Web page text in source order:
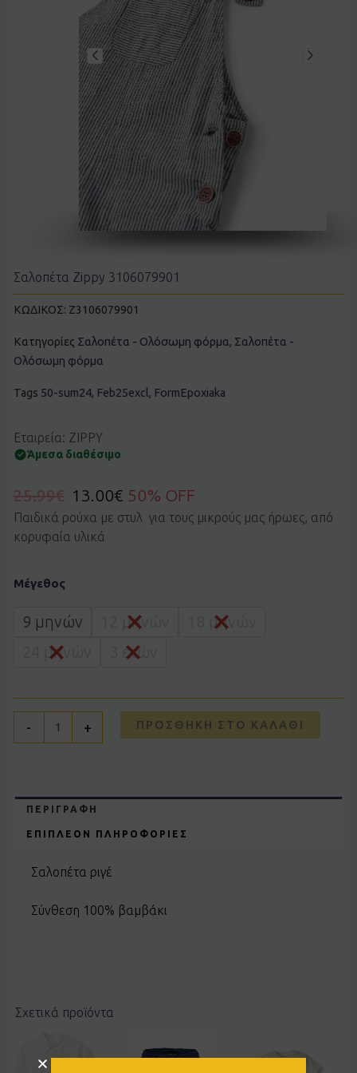
Σαλοπέτα Zippy 3106079901
ΚΩΔΙΚΟΣ: Z3106079901
Κατηγορίες Σαλοπέτα - Ολόσωμη φόρμα, Σαλοπέτα -
Ολόσωμη φόρμα
Tags 50-sum24, Feb25excl, FormEpoxiaka
Εταιρεία: ZIPPY
Άμεσα διαθέσιμο
25.99€ 13.00€ 50% OFF
Παιδικά ρούχα με στυλ για τους μικρούς μας ήρωες, από
κορυφαία υλικά
Μέγεθος
9 μηνών 12 μηνών
18 μηνών
24 μηνών
3 ετών
-
Zippy
ποσότητα
+ ΠΡΟΣΘΉΚΗ ΣΤΟ ΚΑΛΆΘΙ
ΠΕΡΙΓΡΑΦΉ
ΕΠΙΠΛΈΟΝ ΠΛΗΡΟΦΟΡΊΕΣ
Σαλοπέτα ριγέ
Σύνθεση 100% βαμβάκι
Σχετικά προϊόντα